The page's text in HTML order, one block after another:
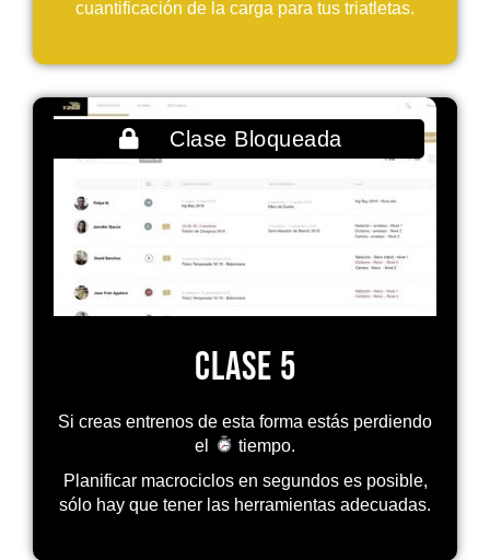
cuantificación de la carga para tus triatletas.
Clase 5
Si creas entrenos de esta forma estás perdiendo
el
tiempo.
Planificar macrociclos en segundos es posible,
sólo hay que tener las herramientas adecuadas.
Clase Bloqueada